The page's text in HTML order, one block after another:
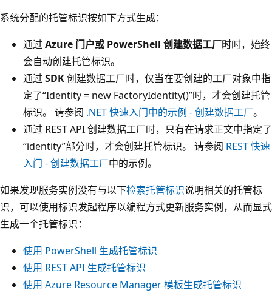
系统分配的托管标识按如下方式生成：
通过 Azure 门户或 PowerShell 创建数据工厂时时，始终
会自动创建托管标识。
通过 SDK创建数据工厂时，仅当在要创建的工厂对象中指
定了“Identity = new FactoryIdentity()”时，才会创建托管
标识。 请参阅 .NET 快速入门中的示例 - 创建数据工厂。
通过 REST API 创建数据工厂时，只有在请求正文中指定了
“identity”部分时，才会创建托管标识。 请参阅 REST 快速
入门 - 创建数据工厂中的示例。
如果发现服务实例没有与以下检索托管标识说明相关的托管标
识，可以使用标识发起程序以编程方式更新服务实例，从而显式
生成一个托管标识：
使用 PowerShell 生成托管标识
使用 REST API 生成托管标识
使用 Azure Resource Manager 模板生成托管标识